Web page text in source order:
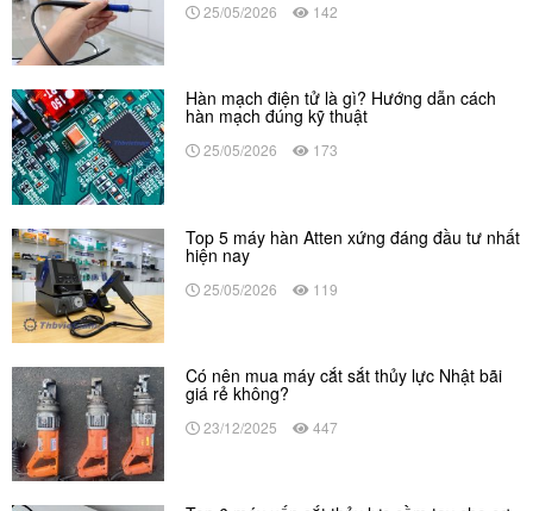
25/05/2026 142
Hàn mạch điện tử là gì? Hướng dẫn cách
hàn mạch đúng kỹ thuật
25/05/2026 173
Top 5 máy hàn Atten xứng đáng đầu tư nhất
hiện nay
25/05/2026 119
Có nên mua máy cắt sắt thủy lực Nhật bãi
giá rẻ không?
23/12/2025 447